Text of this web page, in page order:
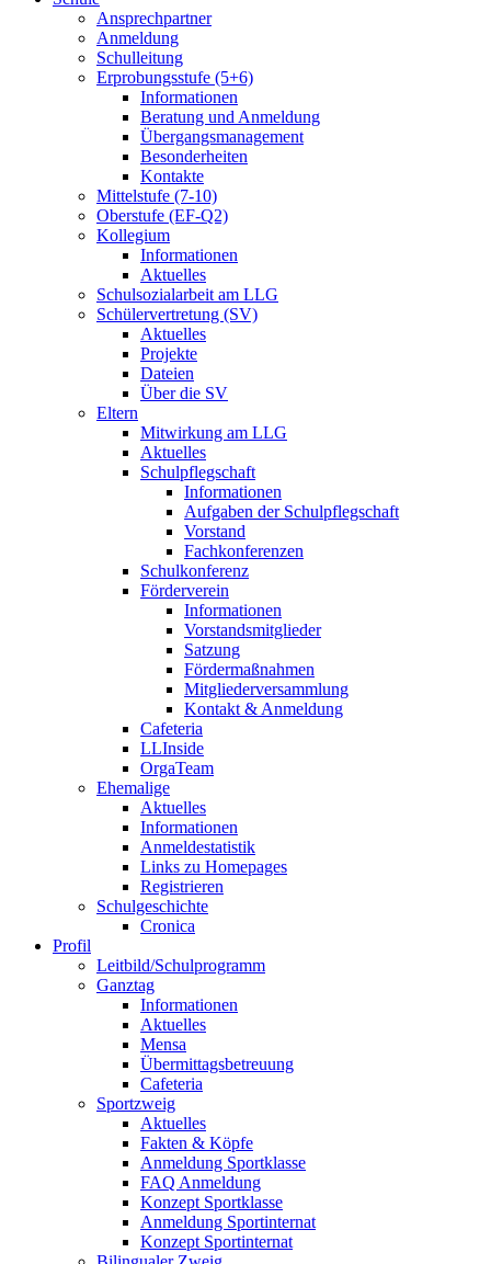
Ansprechpartner
Anmeldung
Schulleitung
Erprobungsstufe (5+6)
Informationen
Beratung und Anmeldung
Übergangsmanagement
Besonderheiten
Kontakte
Mittelstufe (7-10)
Oberstufe (EF-Q2)
Kollegium
Informationen
Aktuelles
Schulsozialarbeit am LLG
Schülervertretung (SV)
Aktuelles
Projekte
Dateien
Über die SV
Eltern
Mitwirkung am LLG
Aktuelles
Schulpflegschaft
Informationen
Aufgaben der Schulpflegschaft
Vorstand
Fachkonferenzen
Schulkonferenz
Förderverein
Informationen
Vorstandsmitglieder
Satzung
Fördermaßnahmen
Mitgliederversammlung
Kontakt & Anmeldung
Cafeteria
LLInside
OrgaTeam
Ehemalige
Aktuelles
Informationen
Anmeldestatistik
Links zu Homepages
Registrieren
Schulgeschichte
Cronica
Profil
Leitbild/Schulprogramm
Ganztag
Informationen
Aktuelles
Mensa
Übermittagsbetreuung
Cafeteria
Sportzweig
Aktuelles
Fakten & Köpfe
Anmeldung Sportklasse
FAQ Anmeldung
Konzept Sportklasse
Anmeldung Sportinternat
Konzept Sportinternat